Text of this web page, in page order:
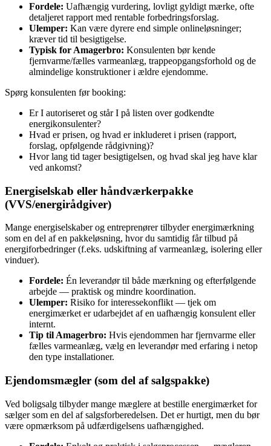
Fordele: Uafhængig vurdering, lovligt gyldigt mærke, ofte
detaljeret rapport med rentable forbedringsforslag.
Ulemper: Kan være dyrere end simple onlineløsninger;
kræver tid til besigtigelse.
Typisk for Amagerbro: Konsulenten bør kende
fjernvarme/fælles varmeanlæg, trappeopgangsforhold og de
almindelige konstruktioner i ældre ejendomme.
Spørg konsulenten før booking:
Er I autoriseret og står I på listen over godkendte
energikonsulenter?
Hvad er prisen, og hvad er inkluderet i prisen (rapport,
forslag, opfølgende rådgivning)?
Hvor lang tid tager besigtigelsen, og hvad skal jeg have klar
ved ankomst?
Energiselskab eller håndværkerpakke
(VVS/energirådgiver)
Mange energiselskaber og entreprenører tilbyder energimærkning
som en del af en pakkeløsning, hvor du samtidig får tilbud på
energiforbedringer (f.eks. udskiftning af varmeanlæg, isolering eller
vinduer).
Fordele: Én leverandør til både mærkning og efterfølgende
arbejde — praktisk og mindre koordination.
Ulemper: Risiko for interessekonflikt — tjek om
energimærket er udarbejdet af en uafhængig konsulent eller
internt.
Tip til Amagerbro: Hvis ejendommen har fjernvarme eller
fælles varmeanlæg, vælg en leverandør med erfaring i netop
den type installationer.
Ejendomsmægler (som del af salgspakke)
Ved boligsalg tilbyder mange mæglere at bestille energimærket for
sælger som en del af salgsforberedelsen. Det er hurtigt, men du bør
være opmærksom på udfærdigelsens uafhængighed.